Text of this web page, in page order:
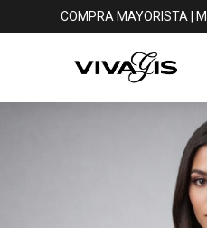
COMPRA MAYORISTA |